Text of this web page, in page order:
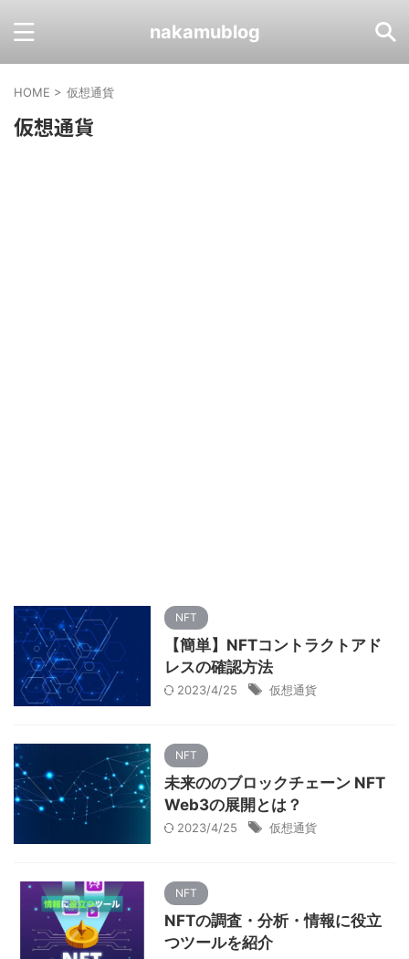
nakamublog
HOME > 仮想通貨
仮想通貨
NFT
【簡単】NFTコントラクトアド
レスの確認方法
2023/4/25 仮想通貨
NFT
未来ののブロックチェーン NFT
Web3の展開とは？
2023/4/25 仮想通貨
NFT
NFTの調査・分析・情報に役立
つツールを紹介